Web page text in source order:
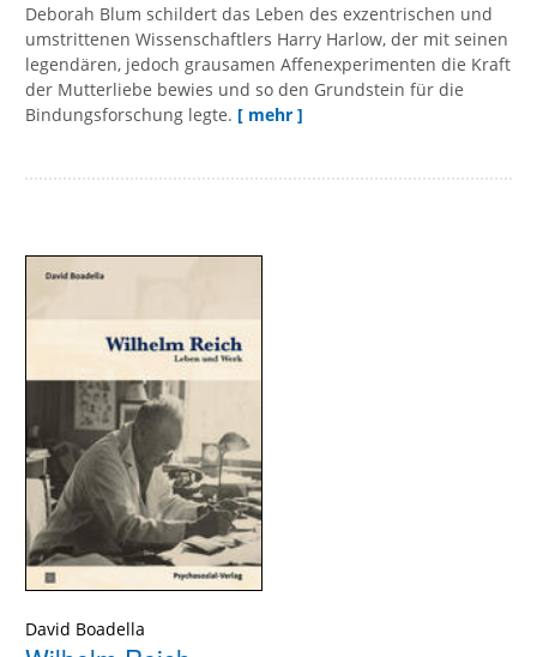
Deborah Blum schildert das Leben des exzentrischen und
umstrittenen Wissenschaftlers Harry Harlow, der mit seinen
legendären, jedoch grausamen Affenexperimenten die Kraft
der Mutterliebe bewies und so den Grundstein für die
Bindungsforschung legte. [ mehr ]
David Boadella